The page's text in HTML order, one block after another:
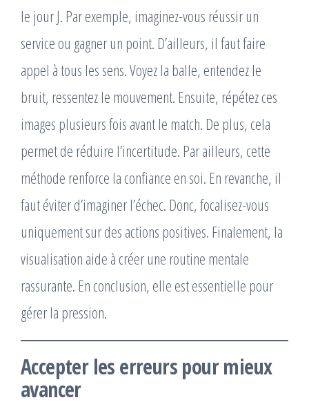
le jour J. Par exemple, imaginez-vous réussir un
service ou gagner un point. D’ailleurs, il faut faire
appel à tous les sens. Voyez la balle, entendez le
bruit, ressentez le mouvement. Ensuite, répétez ces
images plusieurs fois avant le match. De plus, cela
permet de réduire l’incertitude. Par ailleurs, cette
méthode renforce la confiance en soi. En revanche, il
faut éviter d’imaginer l’échec. Donc, focalisez-vous
uniquement sur des actions positives. Finalement, la
visualisation aide à créer une routine mentale
rassurante. En conclusion, elle est essentielle pour
gérer la pression.
Accepter les erreurs pour mieux
avancer